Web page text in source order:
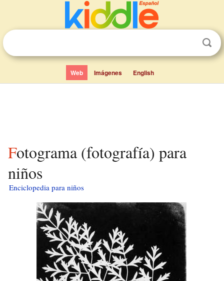
Web Imágenes English
Fotograma (fotografía) para
niños
Enciclopedia para niños